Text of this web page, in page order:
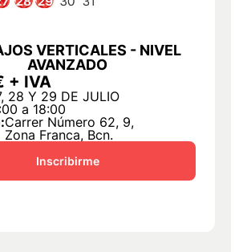
VERTICALES - NIVEL
AVANZADO
+ IVA
28 Y 29 DE JULIO
a 18:00
Carrer Número 62, 9,
Zona Franca, Bcn.
Inscribirme